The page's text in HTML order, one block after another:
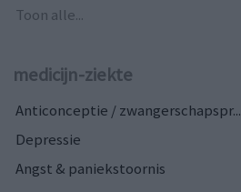
Toon alle...
medicijn-ziekte
Anticonceptie / zwangerschapspr...
Depressie
Angst & paniekstoornis